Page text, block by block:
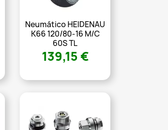
Neumático HEIDENAU
K66 120/80-16 M/C
60S TL
139,15 €